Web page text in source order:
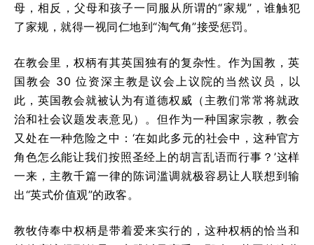
母，相反，父母和孩子一同服从所谓的“家规”，谁触犯
了家规，就得一视同仁地到“淘气角”接受惩罚。
在教会里，权柄有其英国独有的复杂性。作为国教，英
国教会 30 位资深主教是议会上议院的当然议员，以
此，英国教会就被认为有道德权威（主教们常常将就政
治和社会议题发表意见）。但作为一种国家宗教，教会
又处在一种危险之中：‘在如此多元的社会中，这种官方
角色怎么能让我们按照圣经上的胡言乱语而行事？’这样
一来，主教千篇一律的陈词滥调就极容易让人联想到输
出“英式价值观”的政客。
教牧侍奉中权柄是带着爱来实行的，这种权柄的恰当和